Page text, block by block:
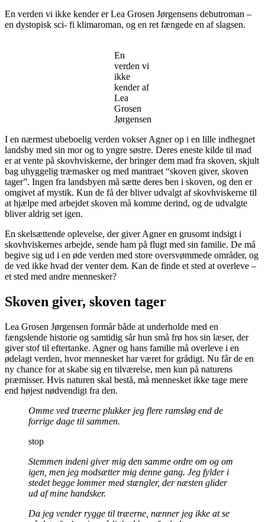
En verden vi ikke kender er Lea Grosen Jørgensens debutroman –
en dystopisk sci- fi klimaroman, og en ret fængede en af slagsen.
En
verden vi
ikke
kender af
Lea
Grosen
Jørgensen
I en nærmest ubeboelig verden vokser Agner op i en lille indhegnet
landsby med sin mor og to yngre søstre. Deres eneste kilde til mad
er at vente på skovhviskerne, der bringer dem mad fra skoven, skjult
bag uhyggelig træmasker og med mantraet “skoven giver, skoven
tager”. Ingen fra landsbyen må sætte deres ben i skoven, og den er
omgivet af mystik. Kun de få der bliver udvalgt af skovhviskerne til
at hjælpe med arbejdet skoven må komme derind, og de udvalgte
bliver aldrig set igen.
En skelsættende oplevelse, der giver Agner en grusomt indsigt i
skovhviskernes arbejde, sende ham på flugt med sin familie. De må
begive sig ud i en øde verden med store oversvømmede områder, og
de ved ikke hvad der venter dem. Kan de finde et sted at overleve –
et sted med andre mennesker?
Skoven giver, skoven tager
Lea Grosen Jørgensen formår både at underholde med en
fængslende historie og samtidig sår hun små frø hos sin læser, der
giver stof til eftertanke. Agner og hans familie må overleve i en
ødelagt verden, hvor mennesket har været for grådigt. Nu får de en
ny chance for at skabe sig en tilværelse, men kun på naturens
præmisser. Hvis naturen skal bestå, må mennesket ikke tage mere
end højest nødvendigt fra den.
Omme ved træerne plukker jeg flere ramsløg end de
forrige dage til sammen.
stop
Stemmen indeni giver mig den samme ordre om og om
igen, men jeg modsætter mig denne gang. Jeg fylder i
stedet begge lommer med stængler, der næsten glider
ud af mine handsker.
Da jeg vender rygge til træerne, nænner jeg ikke at se